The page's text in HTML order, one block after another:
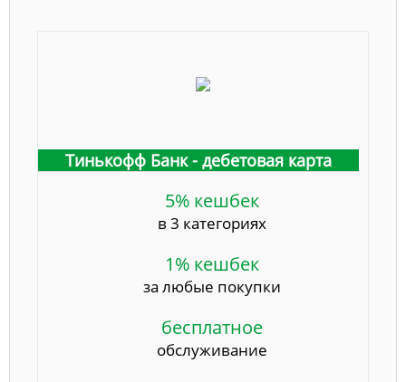
Тинькофф Банк - дебетовая карта
5% кешбек
в 3 категориях
1% кешбек
за любые покупки
бесплатное
обслуживание